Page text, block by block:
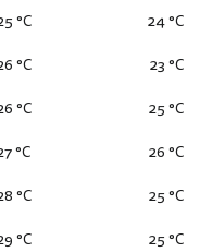
°C
24 °C
°C
23 °C
°C
25 °C
°C
26 °C
°C
25 °C
°C
25 °C